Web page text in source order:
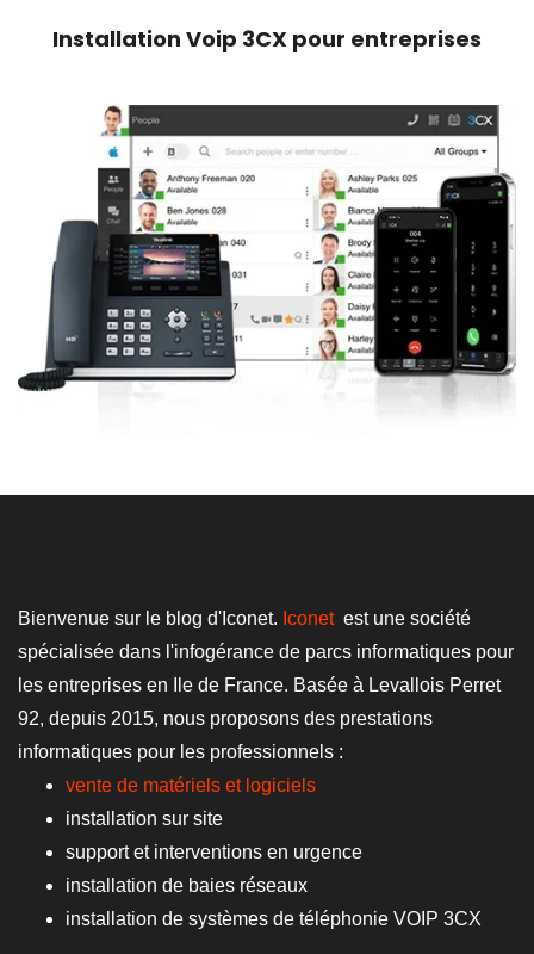
Installation Voip 3CX pour entreprises
Bienvenue sur le blog d'Iconet. Iconet est une société
spécialisée dans l'infogérance de parcs informatiques pour
les entreprises en Ile de France. Basée à Levallois Perret
92, depuis 2015, nous proposons des prestations
informatiques pour les professionnels :
vente de matériels et logiciels
installation sur site
support et interventions en urgence
installation de baies réseaux
installation de systèmes de téléphonie VOIP 3CX